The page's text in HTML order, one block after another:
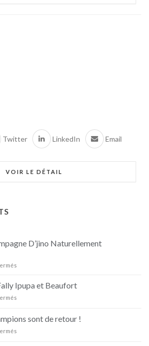
Twitter LinkedIn Email
VOIR LE DÉTAIL
D’jino Naturellement
campagne
D’jino
Ipupa et Beaufort
Ipupasont de retour !